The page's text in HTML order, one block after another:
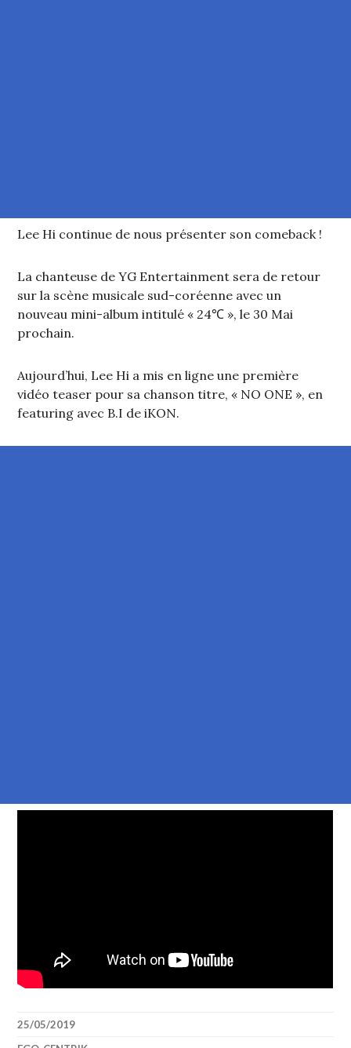
Lee Hi continue de nous présenter son comeback !
La chanteuse de YG Entertainment sera de retour
sur la scène musicale sud-coréenne avec un
nouveau mini-album intitulé « 24℃ », le 30 Mai
prochain.
Aujourd’hui, Lee Hi a mis en ligne une première
vidéo teaser pour sa chanson titre, « NO ONE », en
featuring avec B.I de iKON.
25/05/2019